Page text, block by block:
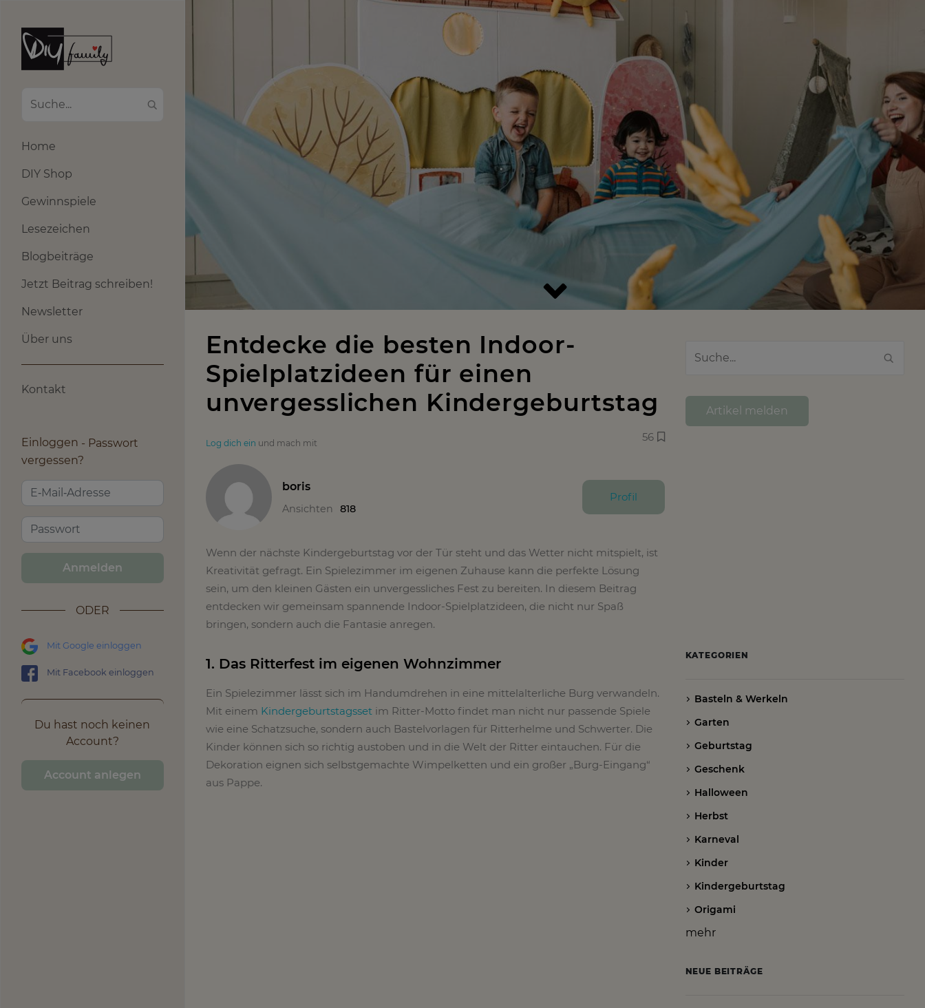
Home
DIY Shop
Gewinnspiele
Lesezeichen
Blogbeiträge
Jetzt Beitrag schreiben!
Newsletter
Über uns
Kontakt
Einloggen
Passwort
vergessen?
Anmelden
ODER
Mit Google einloggen
Mit Facebook einloggen
Du hast noch keinen
Account?
Account anlegen
Entdecke die besten Indoor-
Spielplatzideen für einen
unvergesslichen Kindergeburtstag
Log dich ein und mach mit 56
boris
Ansichten 818
Profil
Wenn der nächste Kindergeburtstag vor der Tür steht und das Wetter nicht mitspielt, ist
Kreativität gefragt. Ein Spielezimmer im eigenen Zuhause kann die perfekte Lösung
sein, um den kleinen Gästen ein unvergessliches Fest zu bereiten. In diesem Beitrag
entdecken wir gemeinsam spannende Indoor-Spielplatzideen, die nicht nur Spaß
bringen, sondern auch die Fantasie anregen.
1. Das Ritterfest im eigenen Wohnzimmer
Ein Spielezimmer lässt sich im Handumdrehen in eine mittelalterliche Burg verwandeln.
Mit einem Kindergeburtstagssetim Ritter-Motto findet man nicht nur passende Spiele
wie eine Schatzsuche, sondern auch Bastelvorlagen für Ritterhelme und Schwerter. Die
Kinder können sich so richtig austoben und in die Welt der Ritter eintauchen. Für die
Dekoration eignen sich selbstgemachte Wimpelketten und ein großer „Burg-Eingang“
aus Pappe.
Artikel melden
KATEGORIEN
Basteln & Werkeln
Garten
Geburtstag
Geschenk
Halloween
Herbst
Karneval
Kinder
Kindergeburtstag
Origami
mehr
NEUE BEITRÄGE